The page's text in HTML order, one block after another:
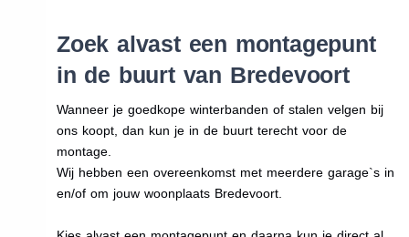
Zoek alvast een montagepunt
in de buurt van Bredevoort
Wanneer je goedkope winterbanden of stalen velgen bij
ons koopt, dan kun je in de buurt terecht voor de
montage.
Wij hebben een overeenkomst met meerdere garage`s in
en/of om jouw woonplaats Bredevoort.